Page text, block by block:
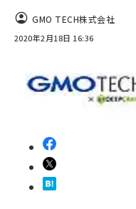
GMO TECH株式会社
2020年2月18日 16:36